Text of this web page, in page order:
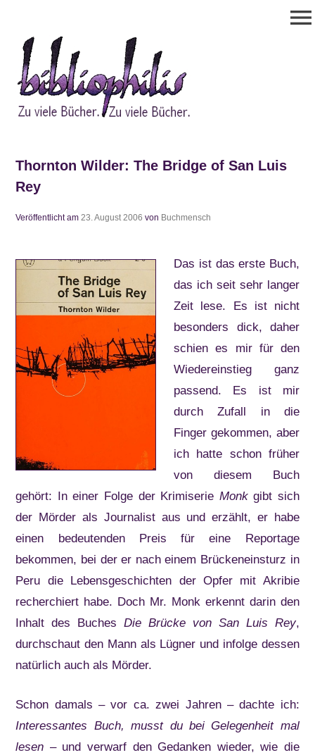
springen
menu
Thornton Wilder: The Bridge of San Luis
Rey
Veröffentlicht am23. August 2006 von Buchmensch
Das ist das erste Buch,
das ich seit sehr langer
Zeit lese. Es ist nicht
besonders dick, daher
schien es mir für den
Wiedereinstieg ganz
passend. Es ist mir
durch Zufall in die
Finger gekommen, aber
ich hatte schon früher
von diesem Buch
gehört: In einer Folge der Krimiserie Monkgibt sich
der Mörder als Journalist aus und erzählt, er habe
einen bedeutenden Preis für eine Reportage
bekommen, bei der er nach einem Brückeneinsturz in
Peru die Lebensgeschichten der Opfer mit Akribie
recherchiert habe. Doch Mr. Monk erkennt darin den
Inhalt des BuchesDie Brücke von San Luis Rey,
durchschaut den Mann als Lügner und infolge dessen
natürlich auch als Mörder.
Schon damals – vor ca. zwei Jahren – dachte ich:
Interessantes Buch, musst du bei Gelegenheit mal
lesen – und verwarf den Gedanken wieder, wie die